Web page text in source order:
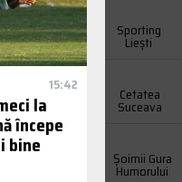
15:42
la
începe
bine
Sporting
Liești
Cetatea
Suceava
Şoimii Gura
Humorului